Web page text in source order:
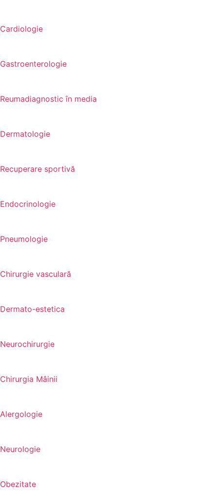
Cardiologie
Gastroenterologie
Reumadiagnostic în media
Dermatologie
Recuperare sportivă
Endocrinologie
Pneumologie
Chirurgie vasculară
Dermato-estetica
Neurochirurgie
Chirurgia Mâinii
Alergologie
Neurologie
Obezitate